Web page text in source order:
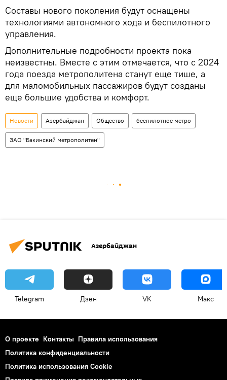
Составы нового поколения будут оснащены
технологиями автономного хода и беспилотного
управления.
Дополнительные подробности проекта пока
неизвестны. Вместе с этим отмечается, что с 2024
года поезда метрополитена станут еще тише, а
для маломобильных пассажиров будут созданы
еще большие удобства и комфорт.
Новости Азербайджан Общество беспилотное метро
ЗАО "Бакинский метрополитен"
Азербайджан
Telegram Дзен VK Макс
О проекте Контакты Правила использования
Политика конфиденциальности
Политика использования Cookie